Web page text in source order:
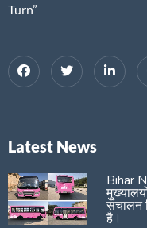
Turn”
Latest News
Bihar
संचालन
है।